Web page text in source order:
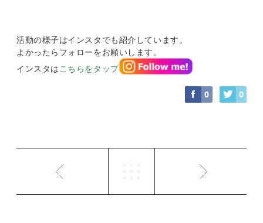
活動の様子はインスタでも紹介しています。
よかったらフォローをお願いします。
インスタは こちらをタップ
0 0